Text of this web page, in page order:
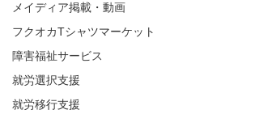
メイディア掲載・動画
フクオカTシャツマーケット
障害福祉サービス
就労選択支援
就労移行支援